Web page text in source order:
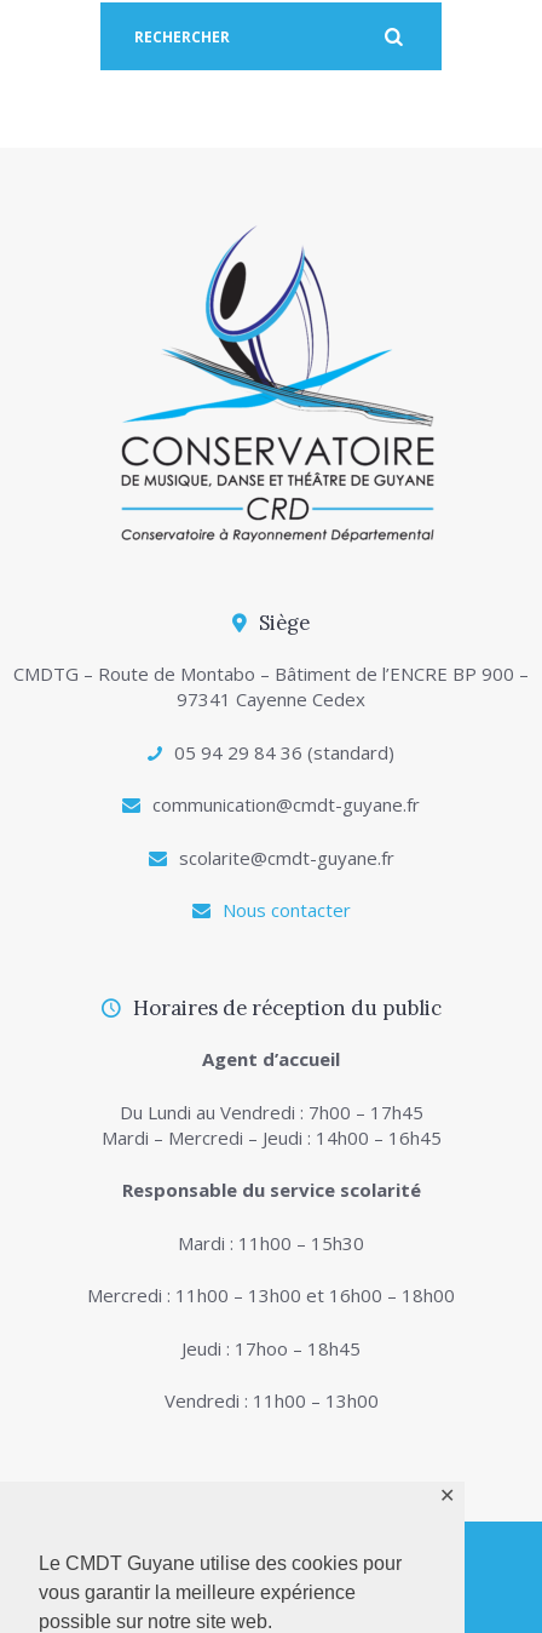
Le CMDT Guyane utilise des cookies pour
vous garantir la meilleure expérience
possible sur notre site web.
✕
Siège
CMDTG – Route de Montabo – Bâtiment de l’ENCRE BP 900 –
97341 Cayenne Cedex
05 94 29 84 36 (standard)
communication@cmdt-guyane.fr
scolarite@cmdt-guyane.fr
Nous contacter
Horaires de réception du public
Agent d’accueil
Du Lundi au Vendredi : 7h00 – 17h45
Mardi – Mercredi – Jeudi : 14h00 – 16h45
Responsable du service scolarité
Mardi : 11h00 – 15h30
Mercredi : 11h00 – 13h00 et 16h00 – 18h00
Jeudi : 17hoo – 18h45
Vendredi : 11h00 – 13h00
© 2026. Conservatoire de Musique, Danse et